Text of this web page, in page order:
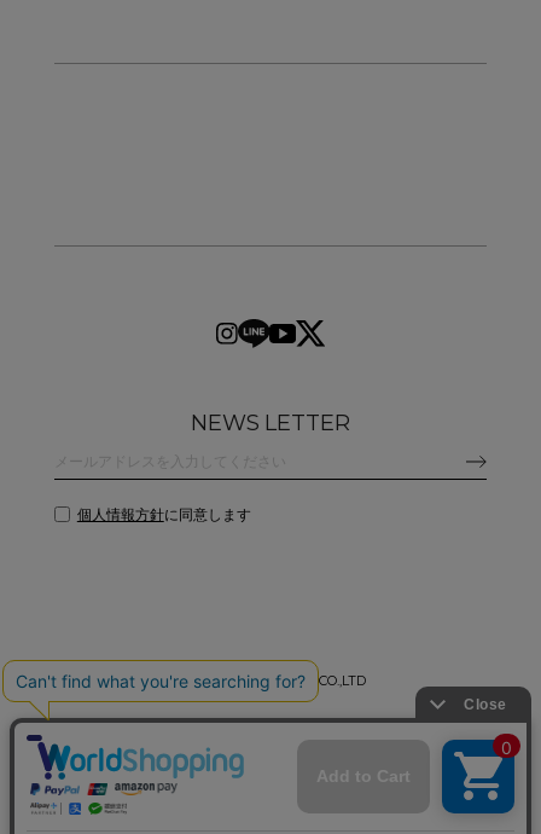
NEWS LETTER
個人情報方針に同意します
©2026 CLANE DESIGN CO.,LTD